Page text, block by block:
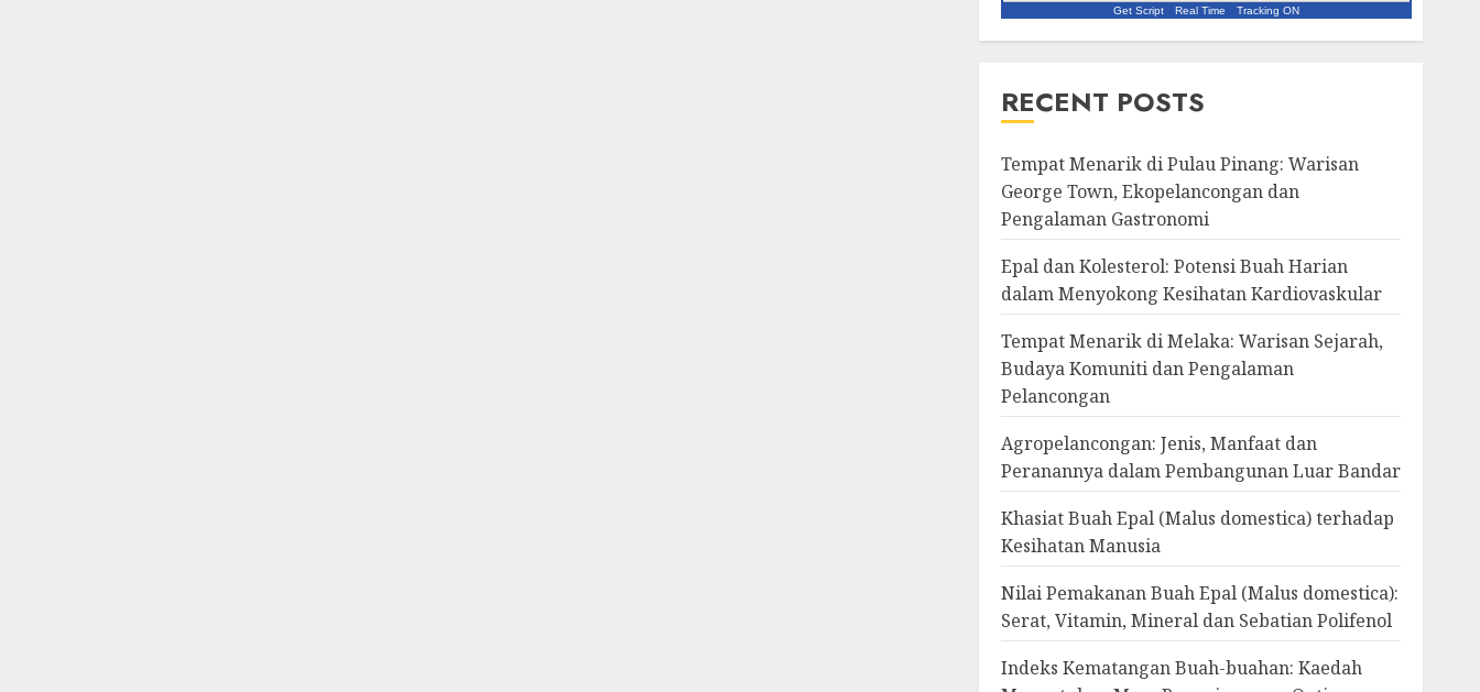
Get Script Real Time Tracking ON
RECENT POSTS
Tempat Menarik di Pulau Pinang: Warisan
George Town, Ekopelancongan dan
Pengalaman Gastronomi
Epal dan Kolesterol: Potensi Buah Harian
dalam Menyokong Kesihatan Kardiovaskular
Tempat Menarik di Melaka: Warisan Sejarah,
Budaya Komuniti dan Pengalaman
Pelancongan
Agropelancongan: Jenis, Manfaat dan
Peranannya dalam Pembangunan Luar Bandar
Khasiat Buah Epal (Malus domestica) terhadap
Kesihatan Manusia
Nilai Pemakanan Buah Epal (Malus domestica):
Serat, Vitamin, Mineral dan Sebatian Polifenol
Indeks Kematangan Buah-buahan: Kaedah